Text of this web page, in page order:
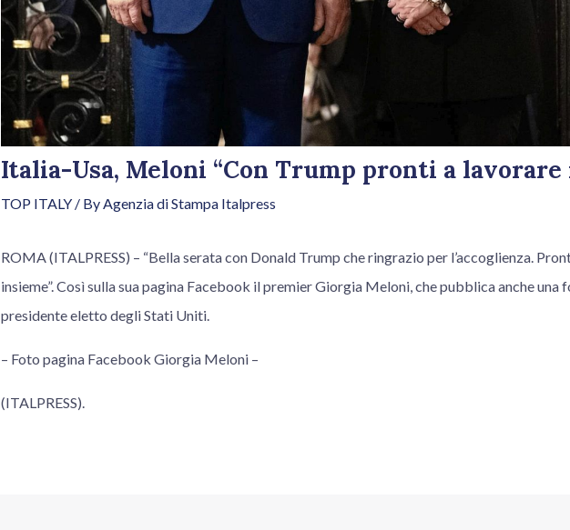
Italia-Usa, Meloni “Con Trump pronti a lavorare
TOP ITALY/ By Agenzia di Stampa Italpress
ROMA (ITALPRESS) – “Bella serata con Donald Trump che ringrazio per l’accoglienza.
insieme”. Così sulla sua pagina Facebook il premier Giorgia Meloni, che pubblica anche una
presidente eletto degli Stati Uniti.
– Foto pagina Facebook Giorgia Meloni –
(ITALPRESS).